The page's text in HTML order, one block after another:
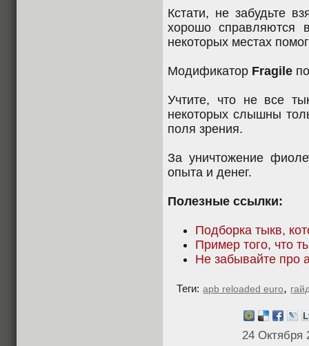
Кстати, не забудьте
хорошо справляются
некоторых местах
Модификатор Fragile
Учтите, что не все
некоторых слышны
поля зрения.
За уничтожение
опыта и денег.
Полезные ссылки:
Подборка тыкв,
Пример того, что
Не забывайте про
Теги: apb reloaded euro,
24